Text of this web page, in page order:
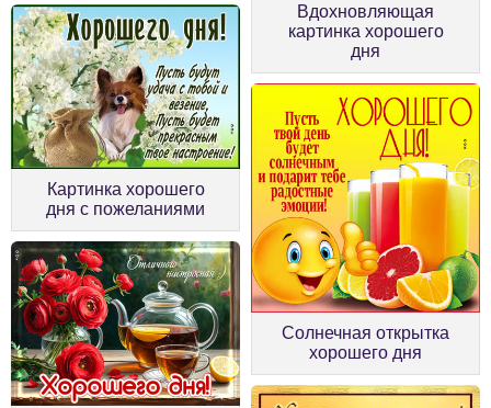
Вдохновляющая
картинка хорошего
дня
Картинка хорошего
дня с пожеланиями
Солнечная открытка
хорошего дня